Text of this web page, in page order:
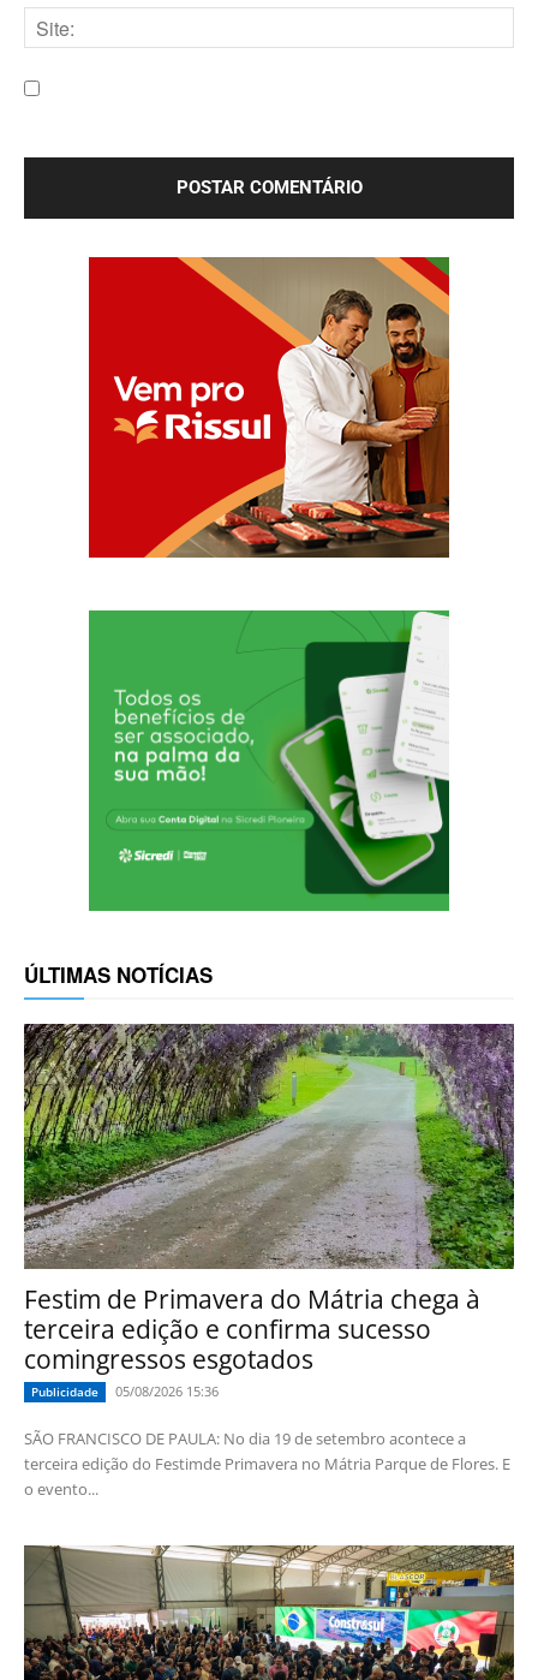
mail:*
ÚLTIMAS NOTÍCIAS
Festim de Primavera do Mátria chega à
terceira edição e confirma sucesso
comingressos esgotados
Publicidade 05/08/2026 15:36
SÃO FRANCISCO DE PAULA: No dia 19 de setembro acontece a
terceira edição do Festimde Primavera no Mátria Parque de Flores. E
o evento...